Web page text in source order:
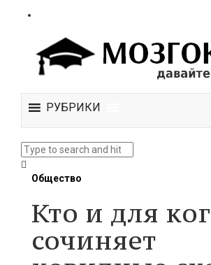
РУБРИКИ
Общество
Кто и для
сочиняет